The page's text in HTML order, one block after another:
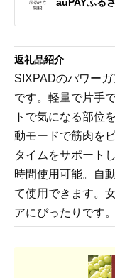
返礼品紹介
SIXPADのパワー
です。軽量で片手
トで気になる部位
動モードで筋肉を
タイムをサポート
時間使用可能。自
て使用できます。
アにぴったりです。